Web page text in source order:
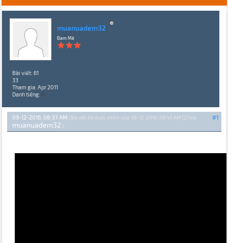
muanuadem32
Đam Mê
Bài viết: 61
33
Tham gia: Apr 2011
Danh tiếng: 0
#1
09-12-2016, 08:37 AM (Bài viết đã được chỉnh sửa: 09-12-2016, 08:43 AM {2} bởi
muanuadem32 .)